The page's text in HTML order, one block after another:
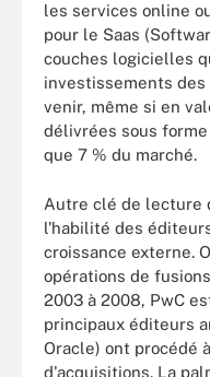
les services online
pour le Saas
couches logicielles
investissements
venir, même si en
délivrées sous
que 7 % du marché.
Autre clé de lecture
l'habilité des
croissance externe.
opérations de
2003 à 2008, PwC
principaux éditeurs
Oracle) ont procédé
d'acquisitions. La